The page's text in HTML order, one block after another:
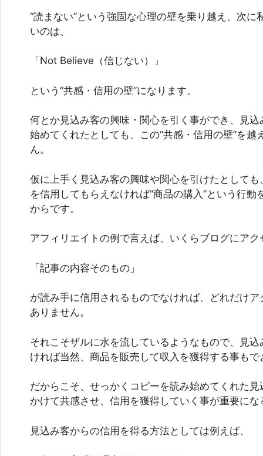
“読まない”という強固な心理の壁を乗り越え、次に
いのは、
「Not Believe（信じない）」
という“共感・信用の壁”になります。
何とか見込み客の興味・関心を引く事ができ、見
始めてくれたとしても、この“共感・信用の壁”を越
ん。
仮に上手く見込み客の興味や関心を引けたとして
を信用してもらえなければ“商品の購入”という行
からです。
アフィリエイトの例で言えば、いくらブログにア
「記事の内容そのもの」
が読み手に信用されるものでなければ、どれだけ
ありません。
それこそザルに水を流しているようなもので、見
ければ当然、商品を販売して収入を獲得する事も
だからこそ、せっかくコピーを読み始めてくれた
かけて共感させ、信用を獲得していく事が重要にな
見込み客からの信用を得る方法としては例えば、